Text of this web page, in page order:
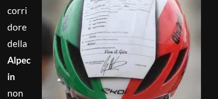
corri
dore
della
Alpec
in
non